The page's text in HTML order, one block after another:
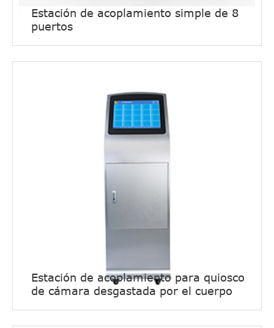
Estación de acoplamiento simple de 8
puertos
Estación de acoplamiento para quiosco
de cámara desgastada por el cuerpo